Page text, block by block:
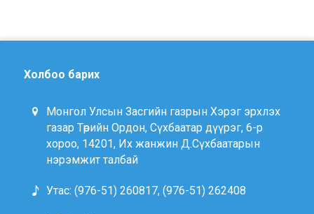
Холбоо барих
Монгол Улсын Засгийн газрын Хэрэг эрхлэх
газар Төрийн Ордон, Сүхбаатар дүүрэг, 6-р
хороо, 14201, Их жанжин Д.Сүхбаатарын
нэрэмжит талбай
Утас: (976-51) 260817, (976-51) 262408